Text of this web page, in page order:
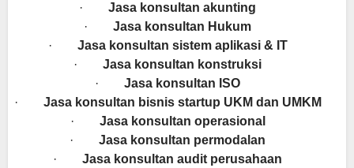
· Jasa konsultan akunting
· Jasa konsultan Hukum
· Jasa konsultan sistem aplikasi & IT
· Jasa konsultan konstruksi
· Jasa konsultan ISO
· Jasa konsultan bisnis startup UKM dan UMKM
· Jasa konsultan operasional
· Jasa konsultan permodalan
· Jasa konsultan audit perusahaan